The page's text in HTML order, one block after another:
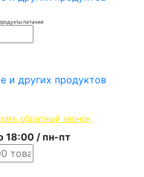
питания
обратный звонок
18:00 / пн-пт